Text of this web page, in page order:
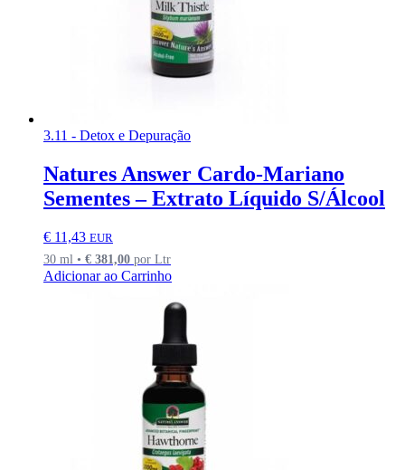
3.11 - Detox e Depuração
Natures Answer Cardo-Mariano
Sementes – Extrato Líquido S/Álcool
€ 11,43 EUR
30 ml • € 381,00 por Ltr
Adicionar ao Carrinho